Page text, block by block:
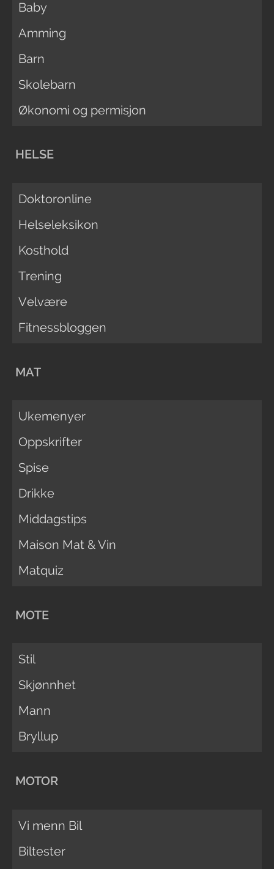
Baby
Amming
Barn
Skolebarn
Økonomi og permisjon
HELSE
Doktoronline
Helseleksikon
Kosthold
Trening
Velvære
Fitnessbloggen
MAT
Ukemenyer
Oppskrifter
Spise
Drikke
Middagstips
Maison Mat & Vin
Matquiz
MOTE
Stil
Skjønnhet
Mann
Bryllup
MOTOR
Vi menn Bil
Biltester